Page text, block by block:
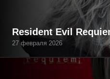
Resident Evil
27 февраля 2026